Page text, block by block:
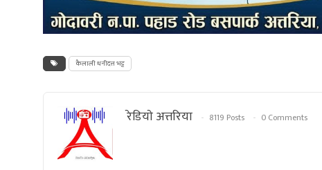
कैलाली धनीदत्त भट्ट
रेडियाे अत्तरिया 8119 Posts 0 Comments